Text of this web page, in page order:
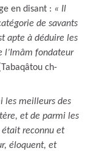
en disant : « Il
de savants
apte à déduire les
l’Imâm fondateur
[Tabaqâtou ch-
les meilleurs des
et de parmi les
était reconnu et
éloquent, et